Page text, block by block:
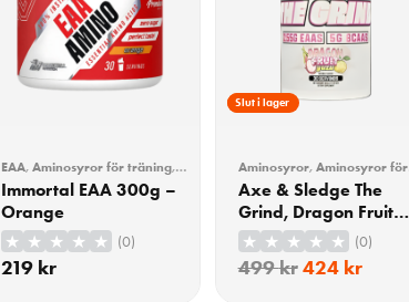
EAA,Aminosyror för träning,
BCAA/EAA
, Träning
Immortal EAA 300g –
Orange
(0)
219 kr
15% Rabatt
Slut i lager
Aminosyror, Aminosyror för
träning, Träning
Axe & Sledge The
Grind, Dragon Fruit
Yuzu 501g
(0)
499kr 424 kr